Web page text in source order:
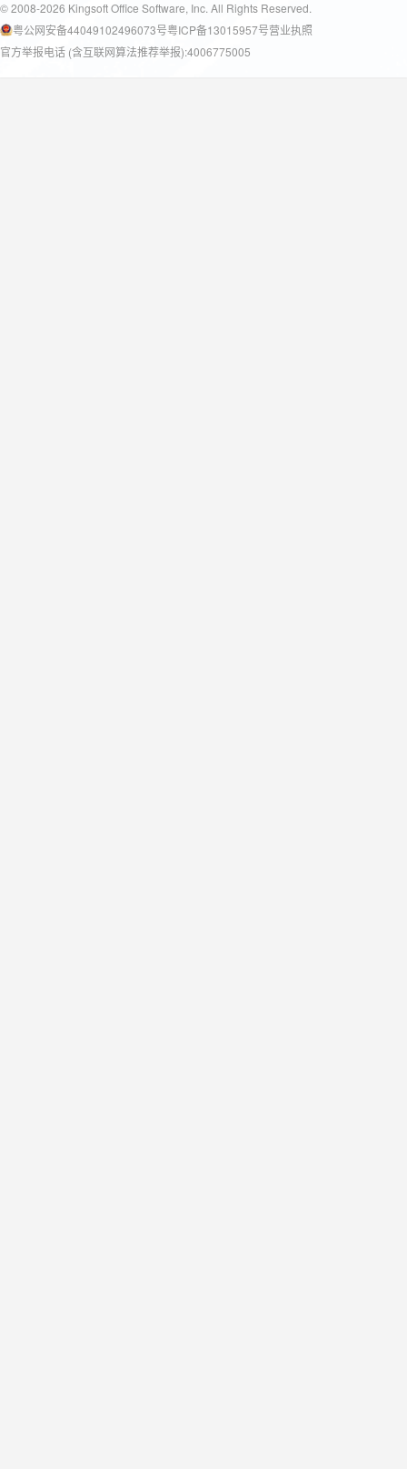
© 2008-2026 Kingsoft Office Software, Inc. All Rights Reserved.
粤公网安备44049102496073号粤ICP备13015957号营业执照
官方举报电话 (含互联网算法推荐举报):4006775005